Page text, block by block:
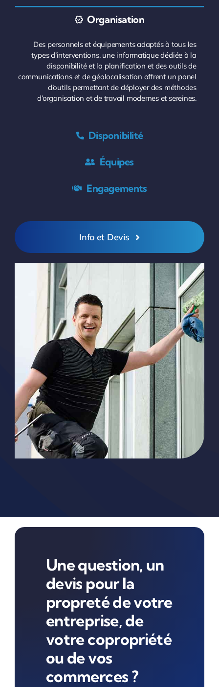
Organisation
Des personnels et équipements adaptés à tous les
types d’interventions, une informatique dédiée à la
disponibilité et la planification et des outils de
communications et de géolocalisation offrent un panel
d’outils permettant de déployer des méthodes
d’organisation et de travail modernes et sereines.
Disponibilité
Équipes
Engagements
Info et Devis
Une question, un
devis pour la
propreté de votre
entreprise, de
votre copropriété
ou de vos
commerces ?